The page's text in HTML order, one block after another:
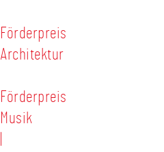
Förderpreis
Architektur
Förderpreis
Musik